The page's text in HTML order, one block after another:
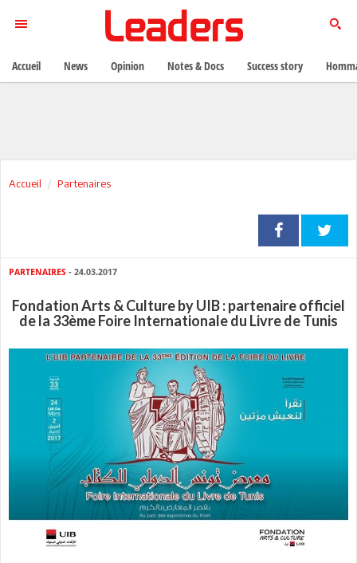
Accueil Partenaires
PARTENAIRES - 24.03.2017
Fondation Arts & Culture by UIB : partenaire officiel
de la 33ème Foire Internationale du Livre de Tunis
Accueil News Opinion Notes & Docs Success story